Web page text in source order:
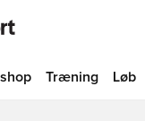
Træning Løb